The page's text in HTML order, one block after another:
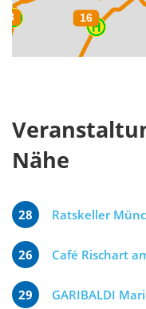
Nähe
28 Ratskeller
26 Café Rischart
29 GARIBALDI